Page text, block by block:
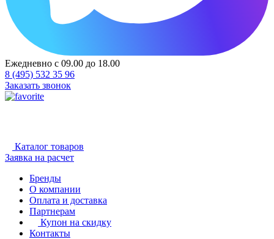
Ежедневно с 09.00 до 18.00
8 (495) 532 35 96
Заказать звонок
Каталог товаров
Заявка на расчет
Бренды
О компании
Оплата и доставка
Партнерам
Купон на скидку
Контакты